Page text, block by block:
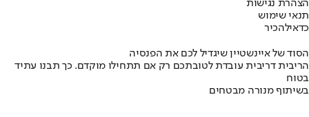
הצהרת נגישות
תנאי שימוש
כדאילהכיר
הסוד של איינשטיין שיגדיל לכם את הפנסיה
הריבית דריבית עובדת לטובתכם רק אם תתחילו מוקדם. כך תבנו עתיד
בטוח
בשיתוף מנורה מבטחים